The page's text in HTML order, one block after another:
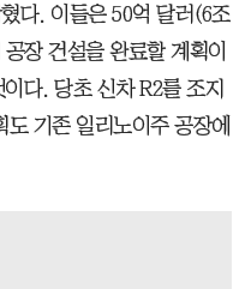
다. 이들은 50억 달러(6조
장 건설을 완료할 계획이
다. 당초 신차 R2를 조지
기존 일리노이주 공장에